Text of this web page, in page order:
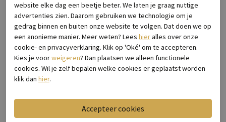
-50%
Viguera
2192 Negro
-50%
Viguera
2323 Negro
website elke dag een beetje beter. We laten je graag nuttige
advertenties zien. Daarom gebruiken we technologie om je
gedrag binnen en buiten onze website te volgen. Dat doen we op
een anonieme manier. Meer weten? Lees hieralles over onze
cookie- en privacyverklaring. Klik op 'Oké' om te accepteren.
Kies je voorweigeren? Dan plaatsen we alleen functionele
cookies. Wil je zelf bepalen welke cookies er geplaatst worden
klik dan hier.